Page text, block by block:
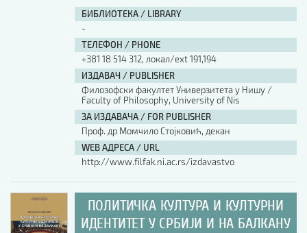
БИБЛИОТЕКА / LIBRARY
-
ТЕЛЕФОН / PHONE
+381 18 514 312, локал/ext 191,194
ИЗДАВАЧ / PUBLISHER
Филозофски факултет Универзитета у Нишу /
Faculty of Philosophy, University of Nis
ЗА ИЗДАВАЧА / FOR PUBLISHER
Проф. др Момчило Стојковић, декан
WEB АДРЕСА / URL
http://www.filfak.ni.ac.rs/izdavastvo
ПОЛИТИЧКА КУЛТУРА И КУЛТУРНИ
ИДЕНТИТЕТ У СРБИЈИ И НА БАЛКАНУ